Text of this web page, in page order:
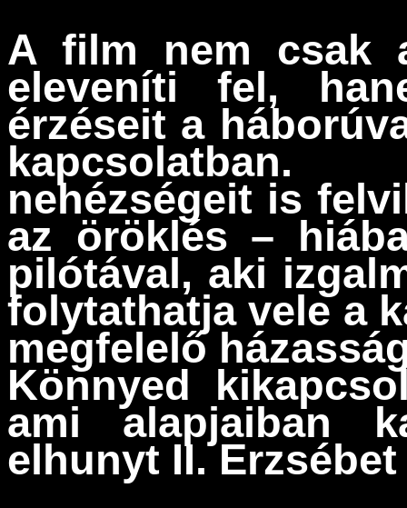
A film nem csak
eleveníti fel,
érzéseit a
kapcsolatban.
nehézségeit is
az öröklés –
pilótával, aki
folytathatja vele a
megfelelő
Könnyed
ami alapjaiban
elhunyt II.